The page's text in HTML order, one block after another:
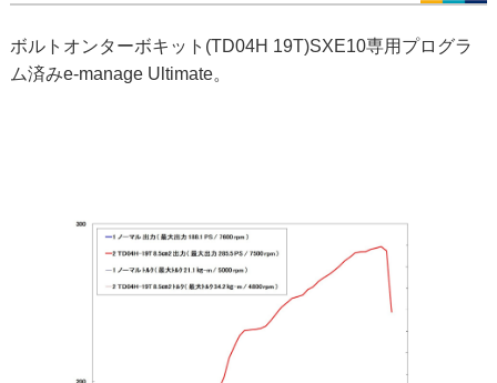
ボルトオンターボキット(TD04H 19T)SXE10専用プログラ
ム済みe-manage Ultimate。